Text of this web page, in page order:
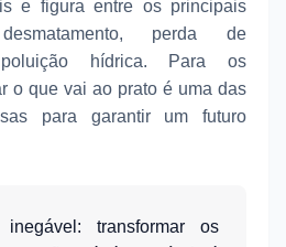
e figura entre os principais
perda de
hídrica. Para os
o que vai ao prato é uma das
para garantir um futuro
transformar os